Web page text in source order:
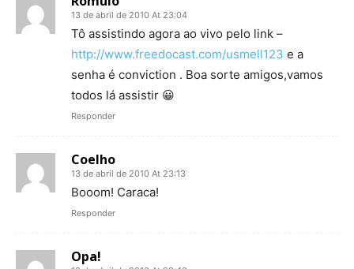
13 de abril de 2010 At 23:04
Tô assistindo agora ao vivo pelo link –
http://www.freedocast.com/usmell123 e a
senha é conviction . Boa sorte amigos,vamos
todos lá assistir 😀
Responder
Coelho
13 de abril de 2010 At 23:13
Booom! Caraca!
Responder
Opa!